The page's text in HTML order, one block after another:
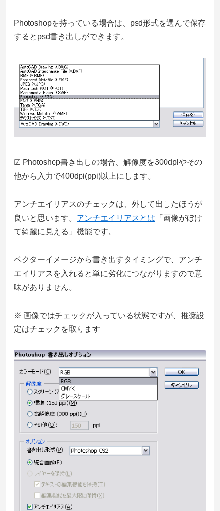
Photoshopを持っている場合は、psd形式を選んで保存
するとpsd書き出しができます。
☑ Photoshop書き出しの場合、解像度を300dpiやその
他から入力で400dpi(ppi)以上にします。
アンチエイリアスのチェックは、外して出したほうが
良いと思います。 アンチエイリアスとは 「画像がぼけ
て綺麗に見える」機能です。
ベクターイメージから書き出すタイミングで、アンチ
エイリアスを入れると単に劣化につながりますので意
味がありません。
※ 画像ではチェックが入っている状態ですが、推奨設
定はチェックを取ります